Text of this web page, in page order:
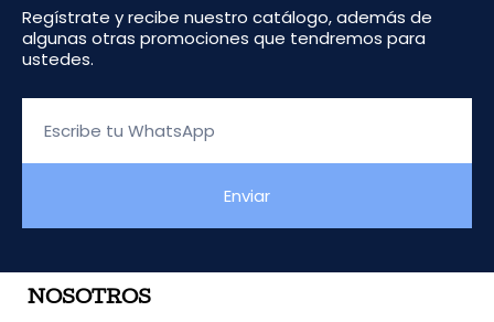
Regístrate y recibe nuestro catálogo, además de
algunas otras promociones que tendremos para
ustedes.
Enviar
NOSOTROS